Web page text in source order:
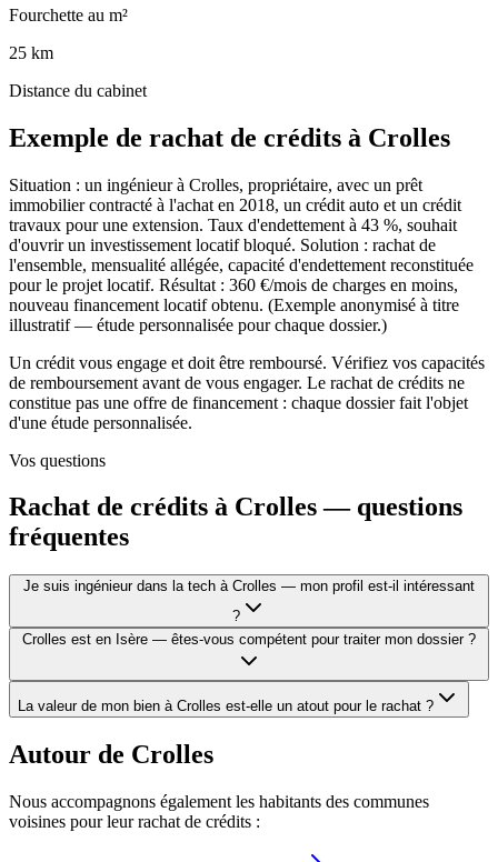
Fourchette au m²
25 km
Distance du cabinet
Exemple de rachat de crédits à Crolles
Situation : un ingénieur à Crolles, propriétaire, avec un prêt
immobilier contracté à l'achat en 2018, un crédit auto et un crédit
travaux pour une extension. Taux d'endettement à 43 %, souhait
d'ouvrir un investissement locatif bloqué. Solution : rachat de
l'ensemble, mensualité allégée, capacité d'endettement reconstituée
pour le projet locatif. Résultat : 360 €/mois de charges en moins,
nouveau financement locatif obtenu. (Exemple anonymisé à titre
illustratif — étude personnalisée pour chaque dossier.)
Un crédit vous engage et doit être remboursé. Vérifiez vos capacités
de remboursement avant de vous engager. Le rachat de crédits ne
constitue pas une offre de financement : chaque dossier fait l'objet
d'une étude personnalisée.
Vos questions
Rachat de crédits à Crolles— questions
fréquentes
Je suis ingénieur dans la tech à Crolles — mon profil est-il intéressant
?
Crolles est en Isère — êtes-vous compétent pour traiter mon dossier ?
La valeur de mon bien à Crolles est-elle un atout pour le rachat ?
Autour de Crolles
Nous accompagnons également les habitants des communes
voisines pour leur rachat de crédits :